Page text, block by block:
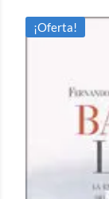
¡Oferta!